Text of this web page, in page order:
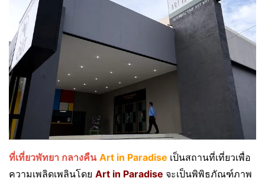
ที่เที่ยวพัทยา กลางคืน Art in Paradise เป็นสถานที่เที่ยวเพื่อ
ความเพลิดเพลินโดย Art in Paradise จะเป็นพิพิธภัณฑ์ภาพ